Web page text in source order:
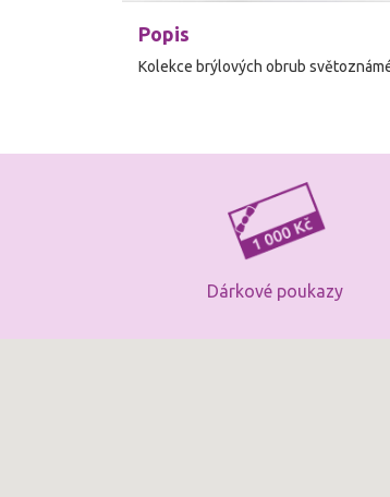
Popis
Kolekce brýlových obrub